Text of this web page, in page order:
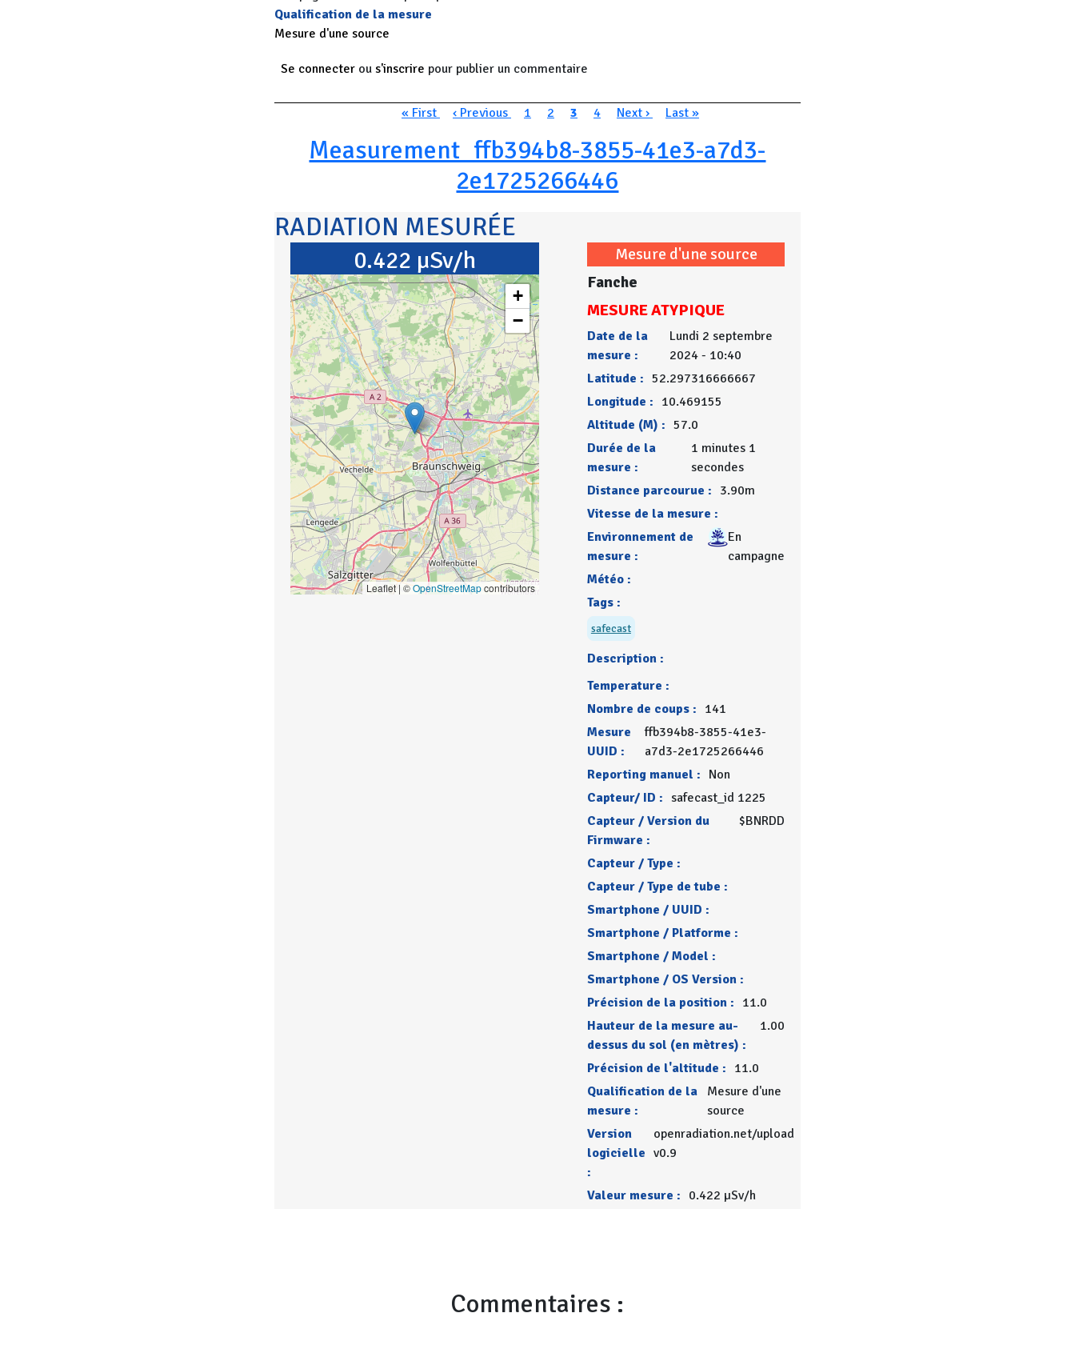
Qualification de la mesure
Mesure d'une source
Se connecterou s'inscrire pour publier un commentaire
Première page
« First Page précédente
‹ Previous Page
1 Page
2 Page courante
3 Page
4 Page suivante
Next › Dernière page
Last »
Measurement_ffb394b8-3855-41e3-a7d3-
2e1725266446
RADIATION MESURÉE
0.422 µSv/h
+
−
Leaflet | ©OpenStreetMapcontributors
Mesure d'une source
Fanche
MESURE ATYPIQUE
Date de la
mesure :
Lundi 2 septembre
2024 - 10:40
Latitude : 52.297316666667
Longitude : 10.469155
Altitude (M) : 57.0
Durée de la
mesure :
1 minutes 1
secondes
Distance parcourue : 3.90m
Vitesse de la mesure :
Environnement de
mesure :
En
campagne
Météo :
Tags :
safecast
Description :
Temperature :
Nombre de coups : 141
Mesure
UUID :
ffb394b8-3855-41e3-
a7d3-2e1725266446
Reporting manuel : Non
Capteur/ ID : safecast_id 1225
Capteur / Version du
Firmware :
$BNRDD
Capteur / Type :
Capteur / Type de tube :
Smartphone / UUID :
Smartphone / Platforme :
Smartphone / Model :
Smartphone / OS Version :
Précision de la position : 11.0
Hauteur de la mesure au-
dessus du sol (en mètres) :
1.00
Précision de l'altitude : 11.0
Qualification de la
mesure :
Mesure d'une
source
Version
logicielle
:
openradiation.net/upload
v0.9
Valeur mesure : 0.422 µSv/h
Commentaires :